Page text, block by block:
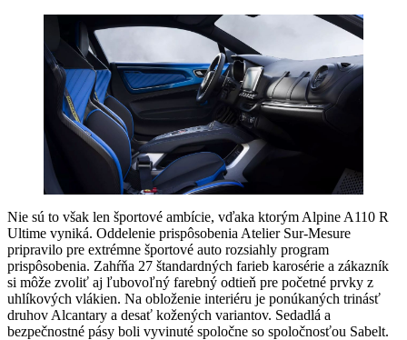
Nie sú to však len športové ambície, vďaka ktorým Alpine A110 R
Ultime vyniká. Oddelenie prispôsobenia Atelier Sur-Mesure
pripravilo pre extrémne športové auto rozsiahly program
prispôsobenia. Zahŕňa 27 štandardných farieb karosérie a zákazník
si môže zvoliť aj ľubovoľný farebný odtieň pre početné prvky z
uhlíkových vlákien. Na obloženie interiéru je ponúkaných trinásť
druhov Alcantary a desať kožených variantov. Sedadlá a
bezpečnostné pásy boli vyvinuté spoločne so spoločnosťou Sabelt.